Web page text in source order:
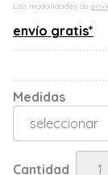
Las modalidades de
envío gratis*
Medidas
Cantidad